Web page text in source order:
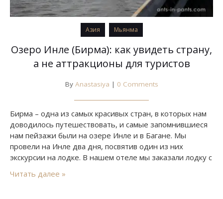
Азия Мьянма
Озеро Инле (Бирма): как увидеть страну,
а не аттракционы для туристов
By Anastasiya | 0 Comments
Бирма – одна из самых красивых стран, в которых нам
доводилось путешествовать, и самые запомнившиеся
нам пейзажи были на озере Инле и в Багане. Мы
провели на Инле два дня, посвятив один из них
экскурсии на лодке. В нашем отеле мы заказали лодку с
традиционному туристическому маршруту, но по
Читать далее »